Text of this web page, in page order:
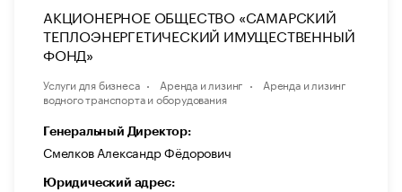
АКЦИОНЕРНОЕ ОБЩЕСТВО «САМАРСКИЙ
ТЕПЛОЭНЕРГЕТИЧЕСКИЙ ИМУЩЕСТВЕННЫЙ
ФОНД»
Услуги для бизнеса Аренда и лизинг
Аренда и лизинг
водного транспорта и оборудования
Генеральный Директор:
Смелков Александр Фёдорович
Юридический адрес: